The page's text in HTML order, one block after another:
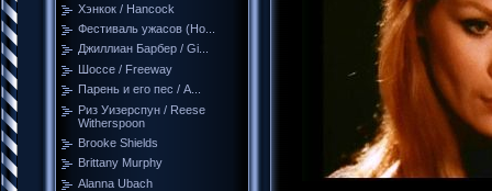
Хэнкок / Hancock
Фестиваль ужасов (Но...
Джиллиан Барбер / Gi...
Шоссе / Freeway
Парень и его пес / A...
Риз Уизерспун / Reese
Witherspoon
Brooke Shields
Brittany Murphy
Alanna Ubach